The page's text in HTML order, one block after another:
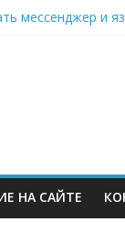
мессенджер и
НА САЙТЕ